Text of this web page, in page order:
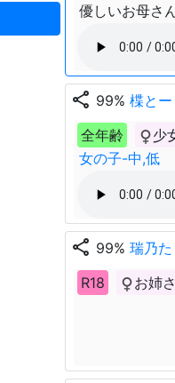
優しいお母さ
share 99% 楪とー
全年齢
少
女の子-中,低
share 99% 瑞乃た
R18
お姉